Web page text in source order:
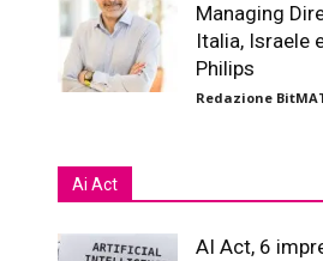
Managing
Italia, Israele
Philips
Redazione
Ai Act
AI Act, 6